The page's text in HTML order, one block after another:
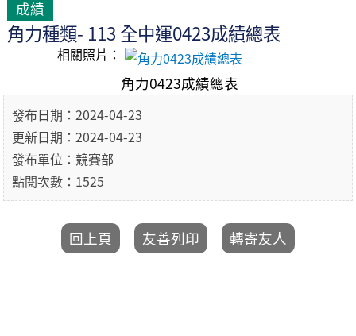
成績
角力種類- 113 全中運0423成績總表
相關照片：
角力0423成績總表
發布日期：2024-04-23
更新日期：2024-04-23
發布單位：競賽部
點閱次數：1525